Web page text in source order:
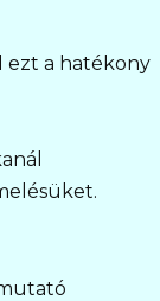
ezt a hatékony